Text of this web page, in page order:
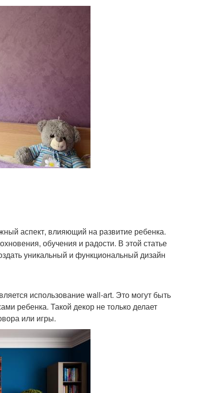
аспект, влияющий на развитие ребенка.
обучения и радости. В этой статье
уникальный и функциональный дизайн
использование wall-art. Это могут быть
ребенка. Такой декор не только делает
или игры.